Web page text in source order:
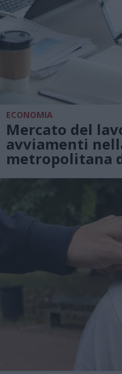
ECONOMIA
Mercato del
avviamenti
metropolitana